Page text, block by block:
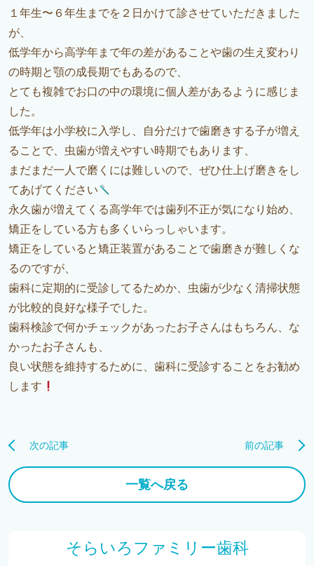
１年生〜６年生までを２日かけて診させていただきました
が、
低学年から高学年まで年の差があることや歯の生え変わり
の時期と顎の成長期でもあるので、
とても複雑でお口の中の環境に個人差があるように感じま
した。
低学年は小学校に入学し、自分だけで歯磨きする子が増え
ることで、虫歯が増えやすい時期でもあります、
まだまだ一人で磨くには難しいので、ぜひ仕上げ磨きをし
てあげてください
永久歯が増えてくる高学年では歯列不正が気になり始め、
矯正をしている方も多くいらっしゃいます。
矯正をしていると矯正装置があることで歯磨きが難しくな
るのですが、
歯科に定期的に受診してるためか、虫歯が少なく清掃状態
が比較的良好な様子でした。
歯科検診で何かチェックがあったお子さんはもちろん、な
かったお子さんも、
良い状態を維持するために、歯科に受診することをお勧め
します
次の記事
一覧へ戻る
前の記事
そらいろファミリー歯科